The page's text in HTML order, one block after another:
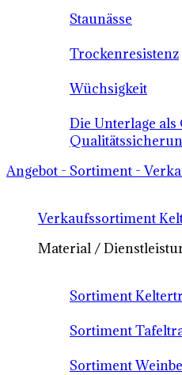
Staunässe
Trockenresistenz
Wüchsigkeit
Die Unterlage
Angebot - Sortiment -
Verkaufssortiment
Material /
Sortiment
Sortiment
Sortiment